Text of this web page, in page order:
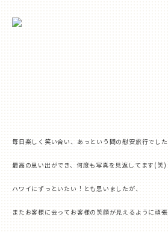
毎日楽しく笑い合い、あっという間の慰安旅行でした
最高の思い出ができ、何度も写真を見返してます ( 笑)
ハワイにずっといたい！とも思いましたが、
またお客様に会ってお客様の笑顔が見えるように頑